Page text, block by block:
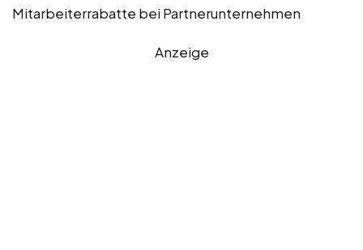
Mitarbeiterrabatte bei Partnerunternehmen
Anzeige